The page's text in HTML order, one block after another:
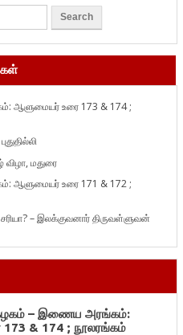
ஆளுமையர் உரை 173 & 174 ;
மதுரை
ஆளுமையர் உரை 171 & 172 ;
– இலக்குவனார் திருவள்ளுவன்
கழகம் – இணைய அரங்கம்:
& 174 ; நூலரங்கம்